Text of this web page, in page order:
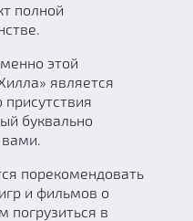
полной
этой
является
буквально
вами.
порекомендовать
и фильмов о
в